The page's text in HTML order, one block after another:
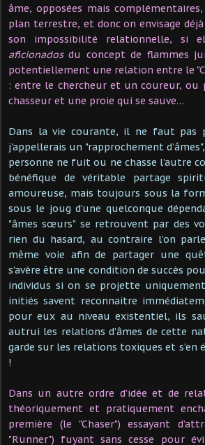
âme, opposées mais
plan terrestre, et donc on envisage
son impossibilité relationnelle, si
aficionadosdu concept de flammes
potentiellement une relation entre le
: entre le chercheur et un coureur,
chasseur et une proie qui se sauve…
Dans la vie courante, il ne faut
j’appellerais un "rapprochement
personne ne fuit ou ne chasse l’autre
bénéfique de véritable partage
amoureuse, mais toujours sous la
sous le joug d’une quelconque
"âmes sœurs" se retrouvent par des
rien du hasard, au contraire l’on
même voie afin de partager une
s’avère être une condition de succès
individus si on se projette
initiés savent reconnaitre
pour eux au niveau existentiel, ils
autrui les relations d’âmes de cette
garde sur les relations toxiques et
!
Dans un autre ordre d’idée et de
théoriquement et pratiquement
première (le "Chaser") essayant
"Runner") fuyant sans cesse pour